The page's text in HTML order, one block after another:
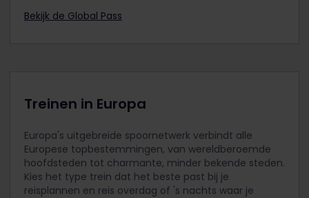
Kinderen moeten 11 jaar of jonger zijn op de
volwassenen reizen, mogen zij 4 kinderen
meenemen. Reizen er meer dan 2 kinderen
extra kind een afzonderlijke Jeugdpas
worden gekocht.
Kinderen onder de 12 reizen in dezelfde
reisklasse als de begeleidende volwassene.
Bekijk de Global Pass
Treinen in Europa
Europa's uitgebreide spoornetwerk verbindt alle
Europese topbestemmingen, van wereldberoemde
hoofdsteden tot charmante, minder bekende steden.
Kies het type trein dat het beste past bij je
reisplannen en reis overdag of 's nachts waar je